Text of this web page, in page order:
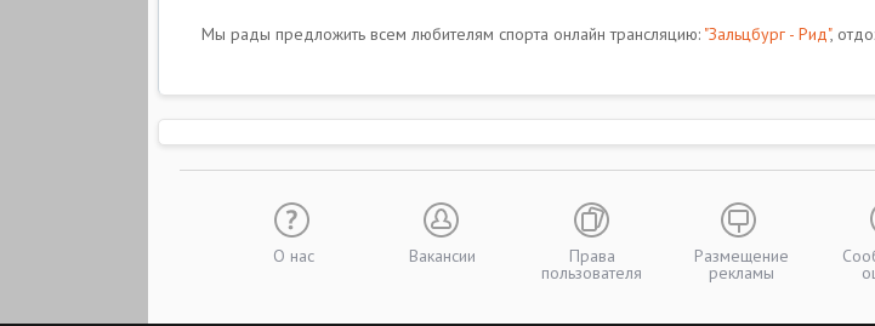
Мы рады предложить всем любителям спорта онлайн трансляцию: "Зальцбург - Рид",
О нас Вакансии Права
пользователя
Размещение
рекламы